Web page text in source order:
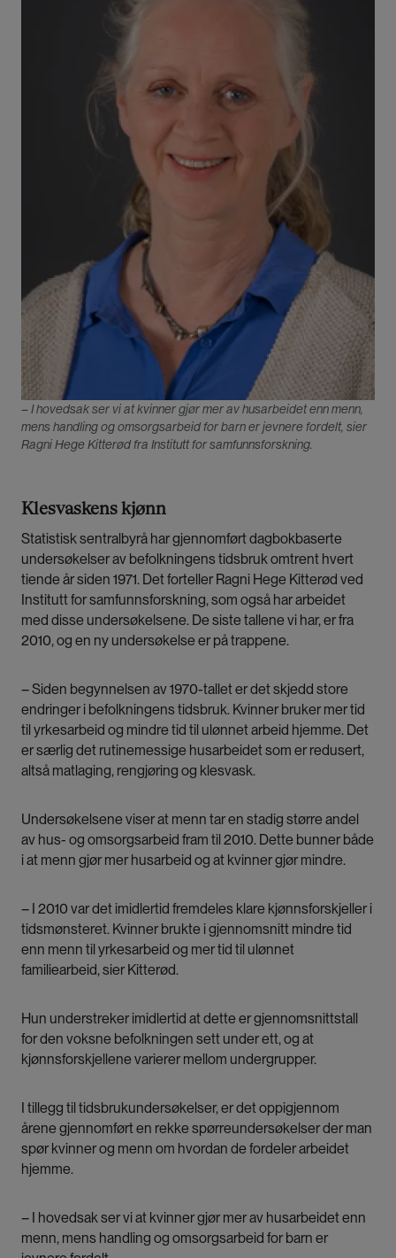
– I hovedsak ser vi at kvinner gjør mer av husarbeidet enn menn,
mens handling og omsorgsarbeid for barn er jevnere fordelt, sier
Ragni Hege Kitterød fra Institutt for samfunnsforskning.
Klesvaskens kjønn
Statistisk sentralbyrå har gjennomført dagbokbaserte
undersøkelser av befolkningens tidsbruk omtrent hvert
tiende år siden 1971. Det forteller Ragni Hege Kitterød ved
Institutt for samfunnsforskning, som også har arbeidet
med disse undersøkelsene. De siste tallene vi har, er fra
2010, og en ny undersøkelse er på trappene.
– Siden begynnelsen av 1970-tallet er det skjedd store
endringer i befolkningens tidsbruk. Kvinner bruker mer tid
til yrkesarbeid og mindre tid til ulønnet arbeid hjemme. Det
er særlig det rutinemessige husarbeidet som er redusert,
altså matlaging, rengjøring og klesvask.
Undersøkelsene viser at menn tar en stadig større andel
av hus- og omsorgsarbeid fram til 2010. Dette bunner både
i at menn gjør mer husarbeid og at kvinner gjør mindre.
– I 2010 var det imidlertid fremdeles klare kjønnsforskjeller i
tidsmønsteret. Kvinner brukte i gjennomsnitt mindre tid
enn menn til yrkesarbeid og mer tid til ulønnet
familiearbeid, sier Kitterød.
Hun understreker imidlertid at dette er gjennomsnittstall
for den voksne befolkningen sett under ett, og at
kjønnsforskjellene varierer mellom undergrupper.
I tillegg til tidsbrukundersøkelser, er det oppigjennom
årene gjennomført en rekke spørreundersøkelser der man
spør kvinner og menn om hvordan de fordeler arbeidet
hjemme.
– I hovedsak ser vi at kvinner gjør mer av husarbeidet enn
menn, mens handling og omsorgsarbeid for barn er